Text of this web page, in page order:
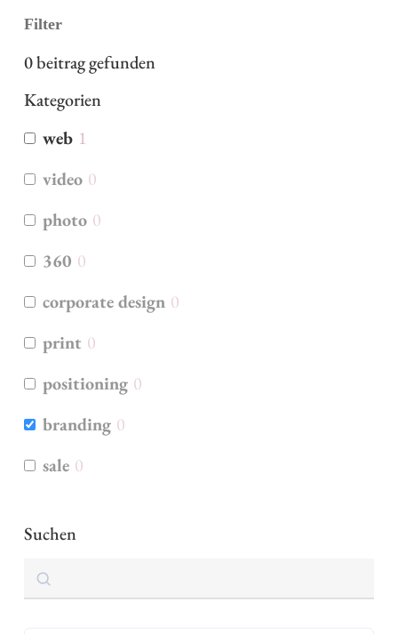
Filter
0beitrag gefunden
Kategorien
web 1
video 0
photo 0
360 0
corporate design 0
print 0
positioning 0
branding 0
sale 0
Suchen
Suchen